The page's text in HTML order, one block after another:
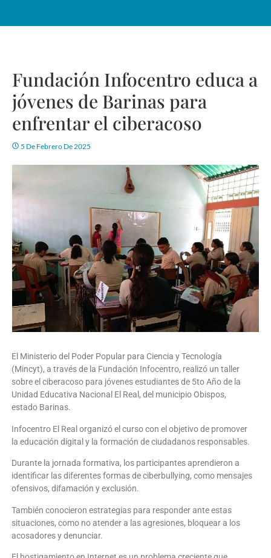
Fundación Infocentro educa a
jóvenes de Barinas para
enfrentar el ciberacoso
5 De Febrero De 2025
El Ministerio del Poder Popular para Ciencia y Tecnología
(Mincyt), a través de la Fundación Infocentro, realizó un taller
sobre el ciberacoso para jóvenes estudiantes de 5to Año de la
Unidad Educativa Nacional El Real, del municipio Obispos,
estado Barinas.
Infocentro El Real organizó el curso con el objetivo de promover
la educación digital y la formación de ciudadanos responsables.
Durante la jornada formativa, los participantes aprendieron a
identificar las diferentes formas de ciberbullying, como mensajes
ofensivos, difamación y exclusión.
También conocieron estrategias para responder ante estas
situaciones, como no atender a las agresiones, bloquear a los
acosadores y denunciar.